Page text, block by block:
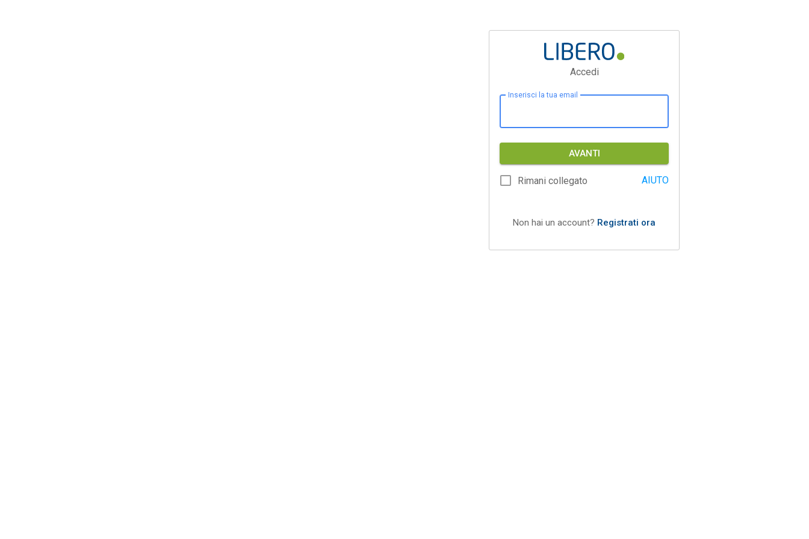
Accedi
Inserisci la tua email
AVANTI
Rimani collegato AIUTO
Non hai un account? Registrati ora